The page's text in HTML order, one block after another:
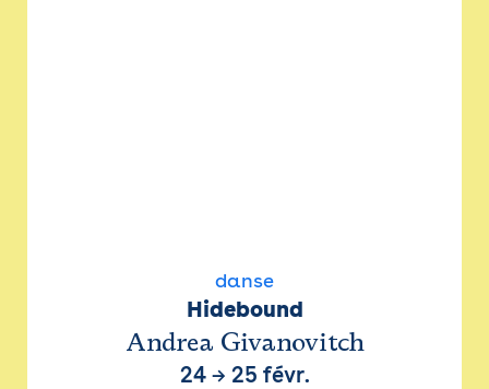
danse
Hidebound
Andrea Givanovitch
24→ 25 févr.